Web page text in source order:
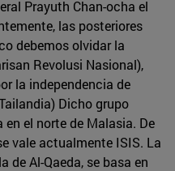
Prayuth Chan-ocha el
las posteriores
debemos olvidar la
Revolusi Nasional),
la independencia de
Dicho grupo
el norte de Malasia. De
vale actualmente ISIS. La
de Al-Qaeda, se basa en